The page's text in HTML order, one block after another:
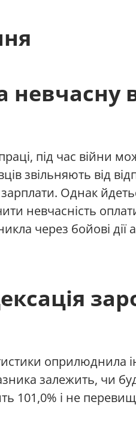
невчасну
під час війни
звільняють від
зарплати. Однак
невчасність
через бойові дії
оприлюднила
залежить, чи
101,0% і не